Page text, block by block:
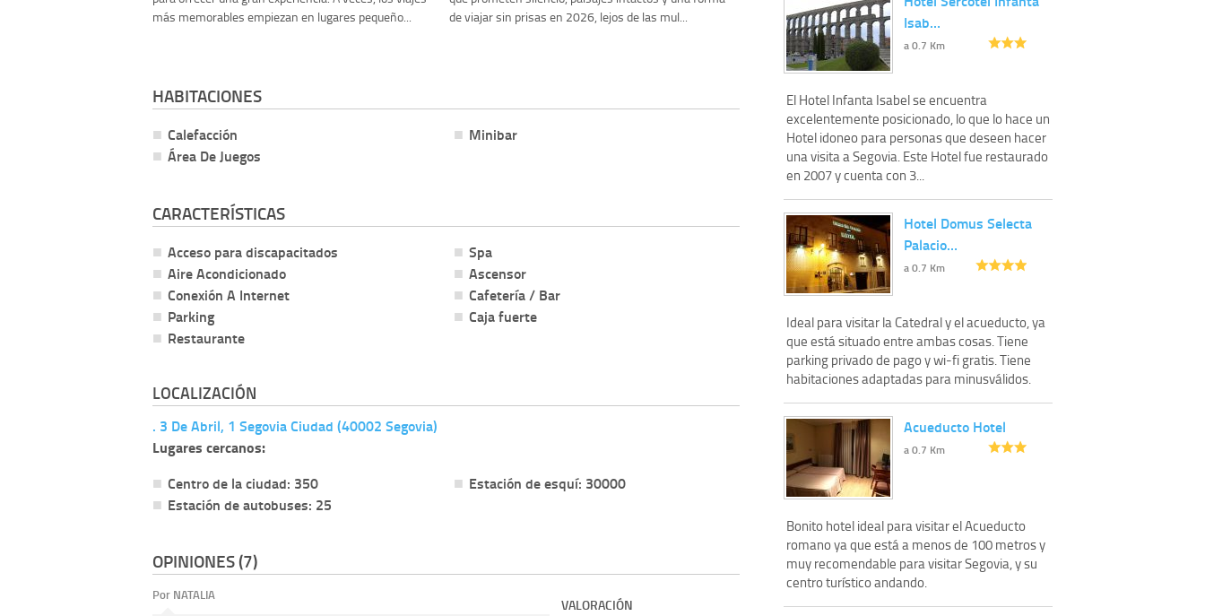
más memorables empiezan en lugares pequeño...
de viajar sin prisas en 2026, lejos de las mul...
HABITACIONES
Calefacción
Área De Juegos
Minibar
CARACTERÍSTICAS
Acceso para discapacitados
Aire Acondicionado
Conexión A Internet
Parking
Restaurante
Spa
Ascensor
Cafetería / Bar
Caja fuerte
LOCALIZACIÓN
. 3 De Abril, 1 Segovia Ciudad (40002 Segovia)
Lugares cercanos:
Centro de la ciudad: 350
Estación de autobuses: 25
Estación de esquí: 30000
OPINIONES (7)
Por NATALIA
VALORACIÓN
Isab…
a 0.7 Km
El Hotel Infanta Isabel se encuentra
excelentemente posicionado, lo que lo hace un
Hotel idoneo para personas que deseen hacer
una visita a Segovia. Este Hotel fue restaurado
en 2007 y cuenta con 3...
Hotel Domus Selecta
Palacio…
a 0.7 Km
Ideal para visitar la Catedral y el acueducto, ya
que está situado entre ambas cosas. Tiene
parking privado de pago y wi-fi gratis. Tiene
habitaciones adaptadas para minusválidos.
Acueducto Hotel
a 0.7 Km
Bonito hotel ideal para visitar el Acueducto
romano ya que está a menos de 100 metros y
muy recomendable para visitar Segovia, y su
centro turístico andando.